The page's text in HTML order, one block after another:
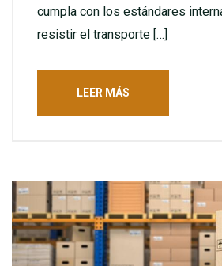
cumpla con los estándares
resistir el transporte […]
LEER MÁS